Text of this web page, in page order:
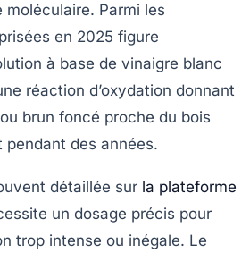
moléculaire. Parmi les
en 2025 figure
à base de vinaigre blanc
réaction d’oxydation donnant
brun foncé proche du bois
des années.
détaillée sur la plateforme
un dosage précis pour
trop intense ou inégale. Le